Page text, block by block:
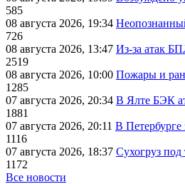
585
08 августа 2026, 19:34
726
08 августа 2026, 13:47 Из-за атак
2519
08 августа 2026, 10:00 Пожары и
1285
07 августа 2026, 20:34 В Ялте БЭК
1881
07 августа 2026, 20:11 В Петербурге
1116
07 августа 2026, 18:37 Сухогруз
1172
Все новости